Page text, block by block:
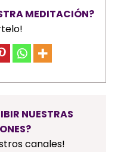
MEDITACIÓN?
NUESTRAS
canales!